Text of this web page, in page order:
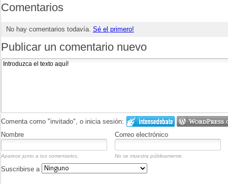
Comentarios
No hay comentarios todavía. Sé el primero!
Publicar un comentario nuevo
Comenta como "invitado", o inicia sesión:
Nombre
Correo electrónico
Aparece junto a tus comentarios. No se muestra públicamente.
Suscribirse a